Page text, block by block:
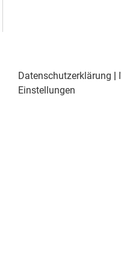
Datenschutzerklärung
Einstellungen